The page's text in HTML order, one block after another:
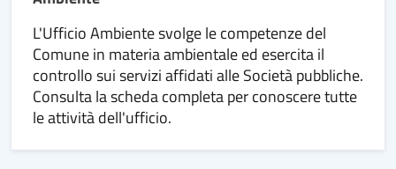
L'Ufficio Ambiente svolge le competenze del
Comune in materia ambientale ed esercita il
controllo sui servizi affidati alle Società pubbliche.
Consulta la scheda completa per conoscere tutte
le attività dell'ufficio.